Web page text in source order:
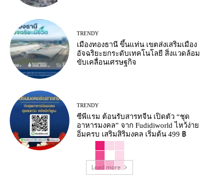
TRENDY
เมืองทองธานี ขึ้นแท่น เขตส่งเสริมเมือง
อัจฉริยะยกระดับเทคโนโลยี สิ่งแวดล้อม
ขับเคลื่อนเศรษฐกิจ
TRENDY
ซีพีแรม ต้อนรับสารทจีน เปิดตัว “ชุด
อาหารมงคล” จาก Fudidiworld ไหว้ง่าย
อิ่มครบ เสริมสิริมงคล เริ่มต้น 499 ฿
Load more